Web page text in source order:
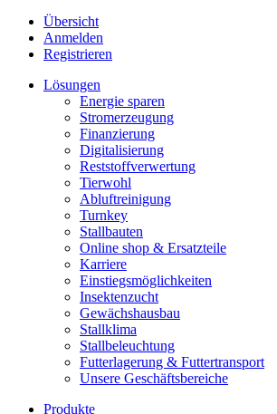
Übersicht
Anmelden
Registrieren
Lösungen
Energie sparen
Stromerzeugung
Finanzierung
Digitalisierung
Reststoffverwertung
Tierwohl
Abluftreinigung
Turnkey
Stallbauten
Online shop & Ersatzteile
Karriere
Einstiegsmöglichkeiten
Insektenzucht
Gewächshausbau
Stallklima
Stallbeleuchtung
Futterlagerung & Futtertransport
Unsere Geschäftsbereiche
Produkte